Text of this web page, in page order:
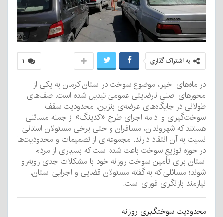
۱ به اشتراک گذاری
در ماه‌های اخیر، موضوع سوخت در استان کرمان به یکی از
محورهای اصلی نارضایتی عمومی تبدیل شده است. صف‌های
طولانی در جایگاه‌های عرضه‌ی بنزین، محدودیت سقف
سوخت‌گیری و ادامه اجرای طرح «کدینگ» از جمله مسائلی
هستند که شهروندان، مسافران و حتی برخی مسئولان استانی
نسبت به آن انتقاد دارند. مجموعه‌ای از تصمیمات و محدودیت‌ها
در حوزه توزیع سوخت باعث شده است که بسیاری از مردم
استان برای تأمین سوخت روزانه خود با مشکلات جدی روبه‌رو
شوند؛ مسائلی که به گفته مسئولان قضایی و اجرایی استان،
نیازمند بازنگری فوری است.
محدودیت سوختگیری روزانه